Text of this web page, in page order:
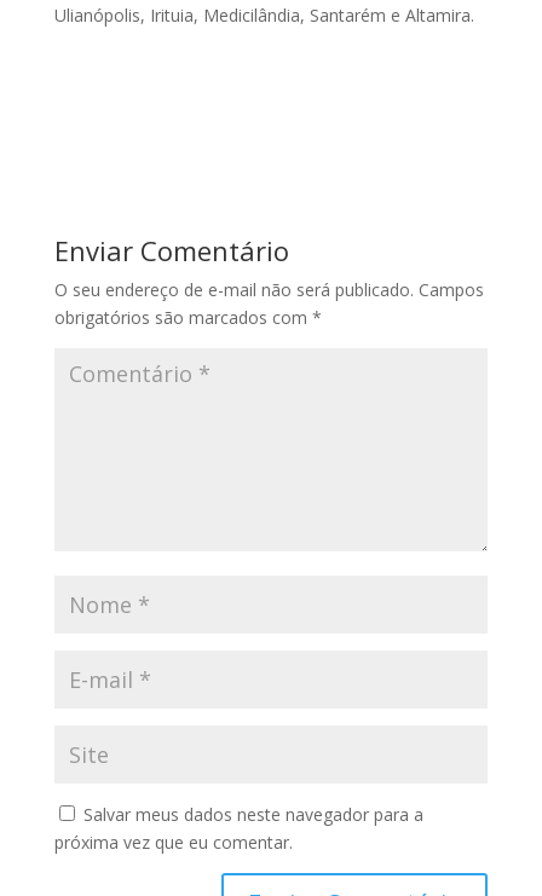
Ulianópolis, Irituia, Medicilândia, Santarém e Altamira.
Enviar Comentário
O seu endereço de e-mail não será publicado. Campos
obrigatórios são marcados com *
Salvar meus dados neste navegador para a
próxima vez que eu comentar.